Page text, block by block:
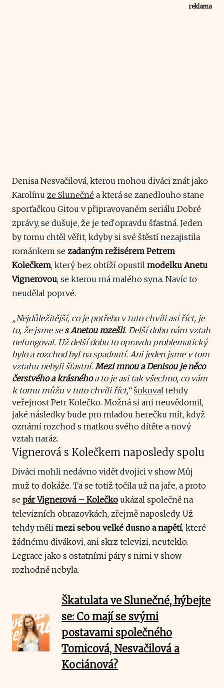
reklama
Denisa Nesvačilová, kterou mohou diváci znát jako
Karolínu ze Slunečné a která se zanedlouho stane
sporťačkou Gitou v připravovaném seriálu Dobré
zprávy, se dušuje, že je teď opravdu šťastná. Jeden
by tomu chtěl věřit, kdyby si své štěstí nezajistila
románkem se zadaným režisérem Petrem
Kolečkem, který bez obtíží opustil modelku Anetu
Vignerovou, se kterou má malého syna. Navíc to
neudělal poprvé.
„Nejdůležitější, co je potřeba v tuto chvíli asi říct, je
to, že jsme ses Anetou rozešli. Delší dobu nám vztah
nefungoval. Už delší dobu to opravdu problematický
bylo a rozchod byl na spadnutí. Ani jeden jsme v tom
vztahu nebyli šťastní. Mezi mnou a Denisou je něco
čerstvého a krásnéhoa to je asi tak všechno, co vám
k tomu můžu v tuto chvíli říct,“šokoval tehdy
veřejnost Petr Kolečko. Možná si ani neuvědomil,
jaké následky bude pro mladou herečku mít, když
oznámí rozchod s matkou svého dítěte a nový
vztah naráz.
Vignerová s Kolečkem naposledy spolu
Diváci mohli nedávno vidět dvojici v show Můj
muž to dokáže. Ta se totiž točila už na jaře, a proto
se pár Vignerová – Kolečko ukázal společně na
televizních obrazovkách, zřejmě naposledy. Už
tehdy měli mezi sebou velké dusno a napětí, které
žádnému divákovi, ani skrz televizi, neuteklo.
Legrace jako s ostatními páry s nimi v show
rozhodně nebyla.
Škatulata ve Slunečné, hýbejte
se: Co mají se svými
postavami společného
Tomicová, Nesvačilová a
Kociánová?